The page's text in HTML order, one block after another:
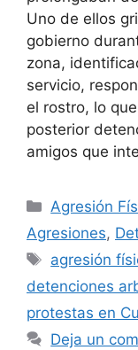
Uno de ellos
gobierno
zona,
servicio,
el rostro, lo
posterior
amigos que
Categorías
Agresión
Agresiones,
Etiquetas
agresión
detenciones
protestas en
Deja un